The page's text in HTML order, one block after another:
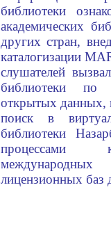
библиотеки
академических
других стран,
каталогизации
слушателей
библиотеки по
открытых данных,
поиск в
библиотеки
процессами
лицензионных баз